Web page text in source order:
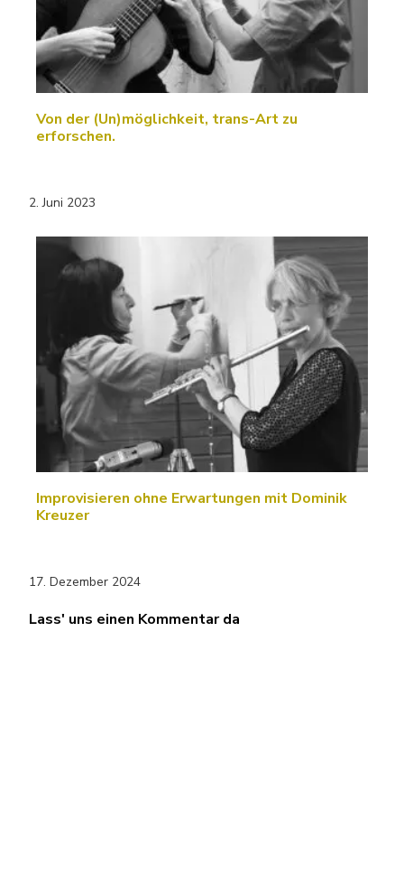
Von der (Un)möglichkeit, trans-Art zu
erforschen.
2. Juni 2023
Improvisieren ohne Erwartungen mit Dominik
Kreuzer
17. Dezember 2024
Lass' uns einen Kommentar da